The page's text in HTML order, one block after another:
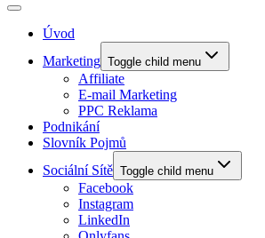
Úvod
Marketing Toggle child menu
Affiliate
E-mail Marketing
PPC Reklama
Podnikání
Slovník Pojmů
Sociální Sítě Toggle child menu
Facebook
Instagram
LinkedIn